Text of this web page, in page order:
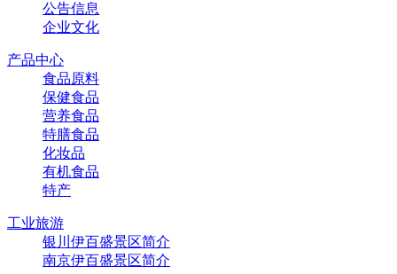
公告信息
企业文化
产品中心
食品原料
保健食品
营养食品
特膳食品
化妆品
有机食品
特产
工业旅游
银川伊百盛景区简介
南京伊百盛景区简介